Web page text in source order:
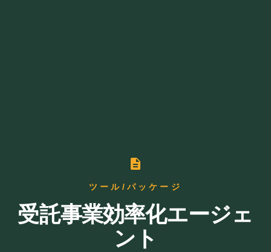
description
ツール/パッケージ
受託事業効率化エージェ
ント